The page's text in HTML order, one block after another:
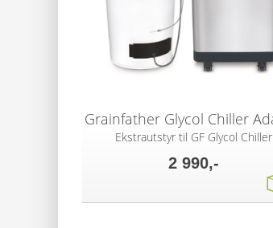
Ekstrautstyr til GF Glycol Chiller
2 990,-